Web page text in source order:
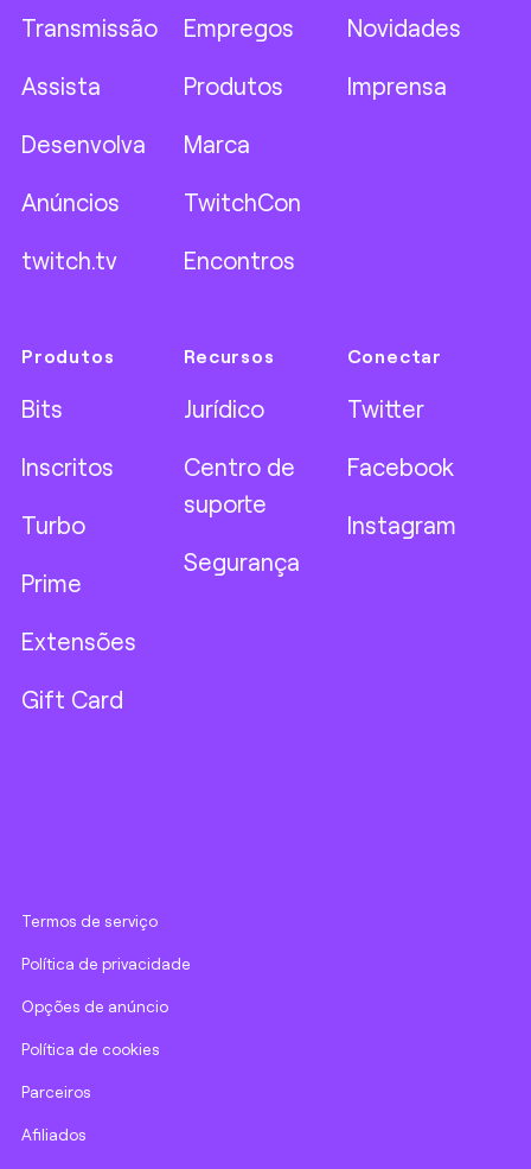
Transmissão
Assista
Desenvolva
Anúncios
twitch.tv
Empregos
Produtos
Marca
TwitchCon
Encontros
Novidades
Imprensa
Produtos
Bits
Inscritos
Turbo
Prime
Extensões
Gift Card
Recursos
Jurídico
Centro de
suporte
Segurança
Conectar
Twitter
Facebook
Instagram
Termos de serviço
Política de privacidade
Opções de anúncio
Política de cookies
Parceiros
Afiliados